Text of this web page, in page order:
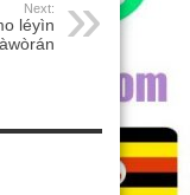
Next:
léyìn